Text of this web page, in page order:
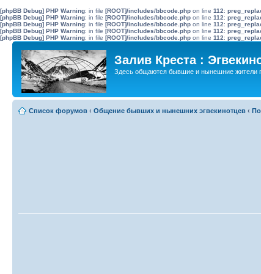
[phpBB Debug] PHP Warning: in file [ROOT]/includes/bbcode.php on line 112:
[phpBB Debug] PHP Warning: in file [ROOT]/includes/bbcode.php on line 112:
[phpBB Debug] PHP Warning: in file [ROOT]/includes/bbcode.php on line 112:
[phpBB Debug] PHP Warning: in file [ROOT]/includes/bbcode.php on line 112:
[phpBB Debug] PHP Warning: in file [ROOT]/includes/bbcode.php on line 112:
Залив Креста :
Здесь общаются бывшие и нынешние жители
Список форумов ‹ Общение бывших и нынешних эгвекинотцев ‹